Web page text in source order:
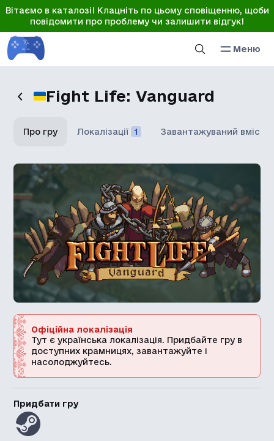
Вітаємо в каталозі! Клацніть по цьому сповіщенню, щоби
повідомити про проблему чи залишити відгук!
Меню
Fight Life: Vanguard
Про гру Локалізації 1 Завантажуваний вміст
Офіційна локалізація
Тут є українська локалізація. Придбайте гру в
доступних крамницях, завантажуйте і
насолоджуйтесь.
Придбати гру